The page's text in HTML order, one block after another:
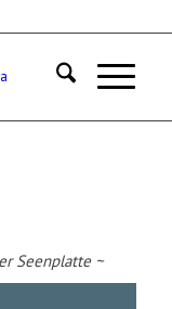
Seenplatte ~